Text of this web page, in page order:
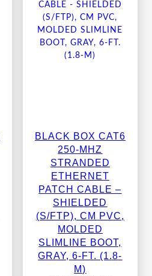
BLACK BOX CAT6
250-MHZ
STRANDED
ETHERNET
PATCH CABLE –
SHIELDED
(S/FTP), CM PVC,
MOLDED
SLIMLINE BOOT,
GRAY, 6-FT. (1.8-
M)